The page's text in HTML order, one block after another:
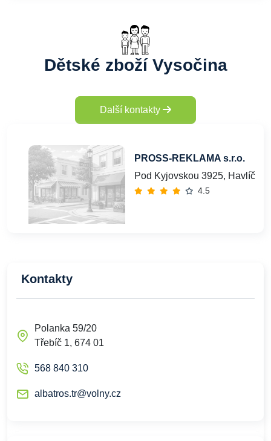
Dětské zboží Vysočina
Další kontakty
PROSS-REKLAMA s.r.o.
Pod Kyjovskou 3925,
4.5
Kontakty
Polanka 59/20
Třebíč 1, 674 01
568 840 310
albatros.tr@volny.cz